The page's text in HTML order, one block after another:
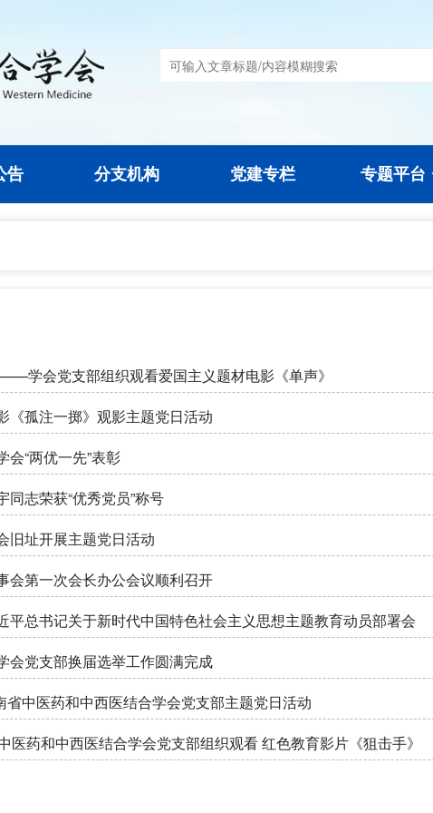
告 分支机构 党建专栏 专题平台
学会党支部组织观看爱国主义题材电影《单声》
《孤注一掷》观影主题党日活动
“两优一先”表彰
志荣获“优秀党员”称号
旧址开展主题党日活动
会第一次会长办公会议顺利召开
平总书记关于新时代中国特色社会主义思想主题教育动员部署会
会党支部换届选举工作圆满完成
省中医药和中西医结合学会党支部主题党日活动
医药和中西医结合学会党支部组织观看 红色教育影片《狙击手》